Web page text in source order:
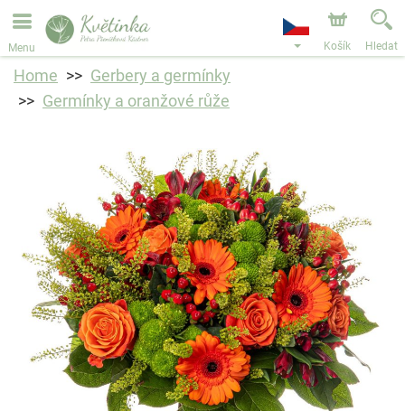
Objednávky přes e-shop přijímáme. Nejbližší možné
doručení je od 11.8.2026 z důvodu dovolené.
Menu Košík Hledat
Home
Gerbery a germínky
Germínky a oranžové růže